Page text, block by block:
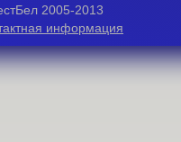
2005-2013
информация